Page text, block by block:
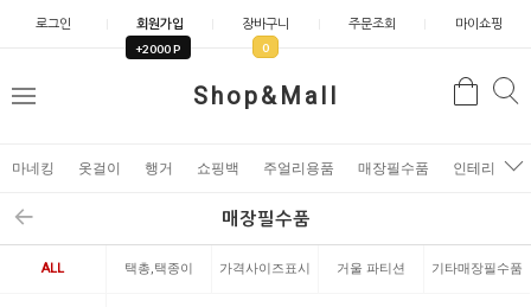
로그인 회원가입
+2000 P
장바구니
0
주문조회 마이쇼핑
Shop&Mall
메
검
마네킹 옷걸이 행거 쇼핑백 주얼리용품 매장필수품 인테리어소
매장필수품
ALL 택총,택종이 가격사이즈표시 거울 파티션 기타매장필수품